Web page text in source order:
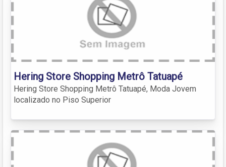
Hering Store Shopping Metrô Tatuapé
Hering Store Shopping Metrô Tatuapé, Moda Jovem
localizado no Piso Superior